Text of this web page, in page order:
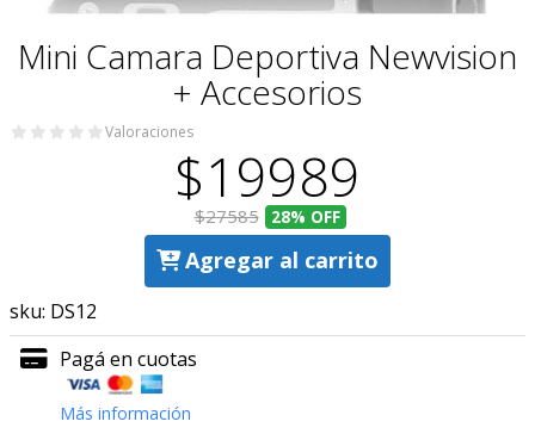
Mini Camara Deportiva Newvision
+ Accesorios
Valoraciones
$19989
$27585 28% OFF
Agregar al carrito
sku: DS12
Pagá en cuotas
Más información